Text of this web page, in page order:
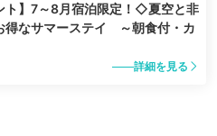
ト】7～8月宿泊限定！◇夏空と非
得なサマーステイ ～朝食付・カ
詳細を見る